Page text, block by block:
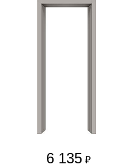
6 135 ₽